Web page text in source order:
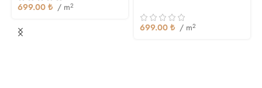
699.00 ₺ / m2
699.00 ₺ / m2